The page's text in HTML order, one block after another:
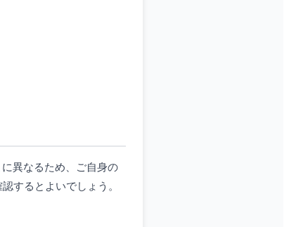
異なるため、ご自身の
するとよいでしょう。